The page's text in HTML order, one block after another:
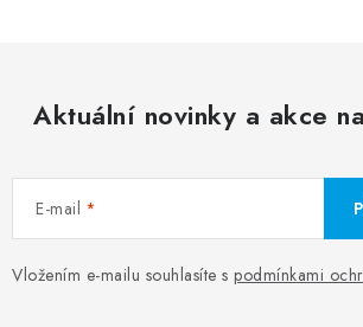
Aktuální novinky a akce
E-mail
Vložením e-mailu souhlasíte s podmínkami